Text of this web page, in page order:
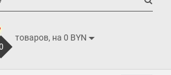
товаров, на 0 BYN